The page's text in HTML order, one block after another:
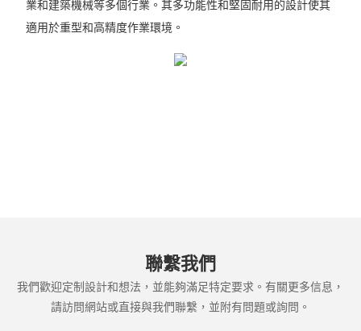
業和建築機械等多個行業。其多功能性和堅固耐用的設計使其
適用於重型和高精度作業環境。
聯繫我們
我們歡迎定制設計和想法，並能夠滿足特定要求。有關更多信息，
請訪問網站或直接與我們聯繫，並附有問題或詢問。